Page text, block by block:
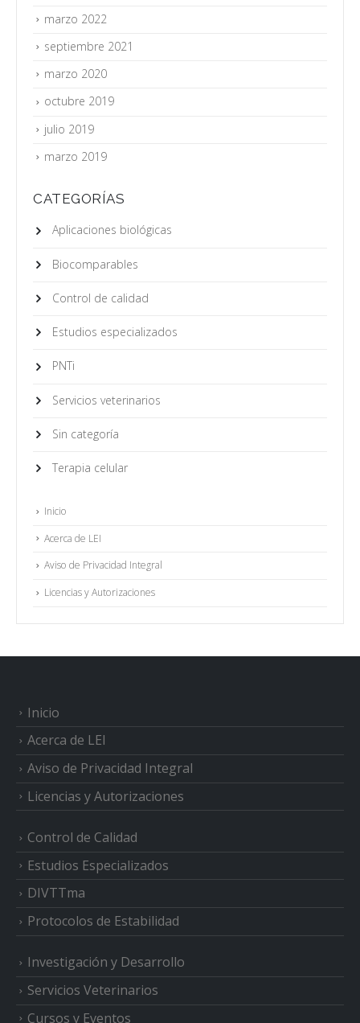
marzo 2022
septiembre 2021
marzo 2020
octubre 2019
julio 2019
marzo 2019
CATEGORÍAS
Aplicaciones biológicas
Biocomparables
Control de calidad
Estudios especializados
PNTi
Servicios veterinarios
Sin categoría
Terapia celular
Inicio
Acerca de LEI
Aviso de Privacidad Integral
Licencias y Autorizaciones
Inicio
Acerca de LEI
Aviso de Privacidad Integral
Licencias y Autorizaciones
Control de Calidad
Estudios Especializados
DIVTTma
Protocolos de Estabilidad
Investigación y Desarrollo
Servicios Veterinarios
Cursos y Eventos